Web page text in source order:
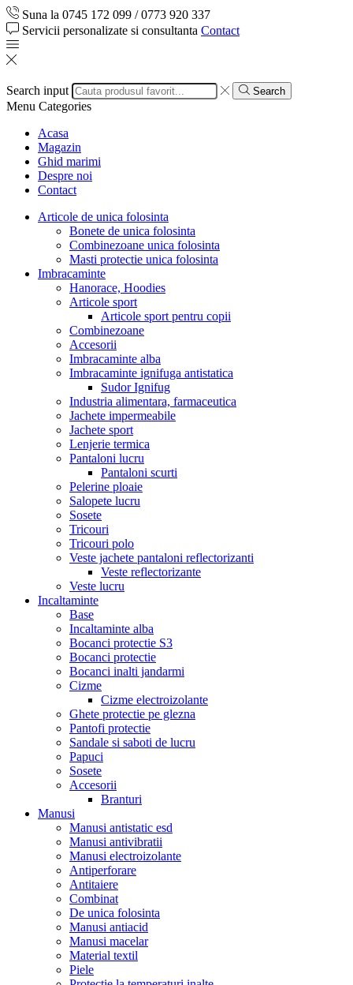
Suna la 0745 172 099 / 0773 920 337
Servicii personalizate si consultanta Contact
Search input Search
Menu Categories
Acasa
Magazin
Ghid marimi
Despre noi
Contact
Articole de unica folosinta
Bonete de unica folosinta
Combinezoane unica folosinta
Masti protectie unica folosinta
Imbracaminte
Hanorace, Hoodies
Articole sport
Articole sport pentru copii
Combinezoane
Accesorii
Imbracaminte alba
Imbracaminte ignifuga antistatica
Sudor Ignifug
Industria alimentara, farmaceutica
Jachete impermeabile
Jachete sport
Lenjerie termica
Pantaloni lucru
Pantaloni scurti
Pelerine ploaie
Salopete lucru
Sosete
Tricouri
Tricouri polo
Veste jachete pantaloni reflectorizanti
Veste reflectorizante
Veste lucru
Incaltaminte
Base
Incaltaminte alba
Bocanci protectie S3
Bocanci protectie
Bocanci inalti jandarmi
Cizme
Cizme electroizolante
Ghete protectie pe glezna
Pantofi protectie
Sandale si saboti de lucru
Papuci
Sosete
Accesorii
Branturi
Manusi
Manusi antistatic esd
Manusi antivibratii
Manusi electroizolante
Antiperforare
Antitaiere
Combinat
De unica folosinta
Manusi antiacid
Manusi macelar
Material textil
Piele